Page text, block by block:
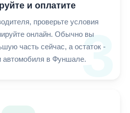
3
и оплатите
проверьте условия
онлайн. Обычно вы
часть сейчас, а остаток -
автомобиля в Фуншале.